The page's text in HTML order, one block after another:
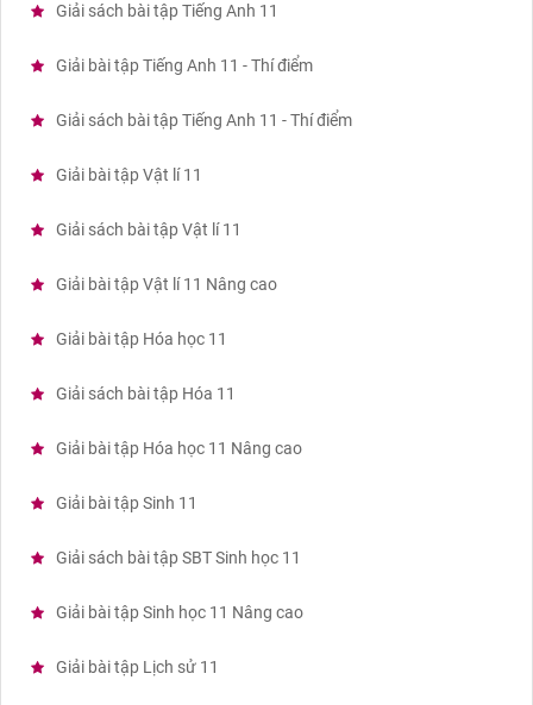
Giải sách bài tập Tiếng Anh 11
Giải bài tập Tiếng Anh 11 - Thí điểm
Giải sách bài tập Tiếng Anh 11 - Thí điểm
Giải bài tập Vật lí 11
Giải sách bài tập Vật lí 11
Giải bài tập Vật lí 11 Nâng cao
Giải bài tập Hóa học 11
Giải sách bài tập Hóa 11
Giải bài tập Hóa học 11 Nâng cao
Giải bài tập Sinh 11
Giải sách bài tập SBT Sinh học 11
Giải bài tập Sinh học 11 Nâng cao
Giải bài tập Lịch sử 11